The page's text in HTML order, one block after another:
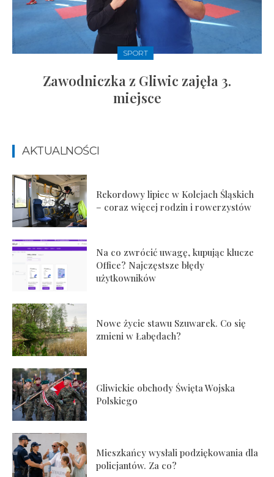
SPORT
Zawodniczka z Gliwic zajęła 3.
miejsce
AKTUALNOŚCI
Rekordowy lipiec w Kolejach Śląskich
– coraz więcej rodzin i rowerzystów
Na co zwrócić uwagę, kupując klucze
Office? Najczęstsze błędy
użytkowników
Nowe życie stawu Szuwarek. Co się
zmieni w Łabędach?
Gliwickie obchody Święta Wojska
Polskiego
Mieszkańcy wysłali podziękowania dla
policjantów. Za co?